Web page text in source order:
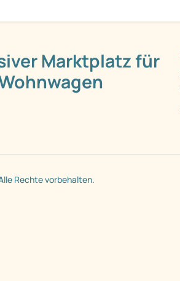
Marktplatz für
Rechte vorbehalten.